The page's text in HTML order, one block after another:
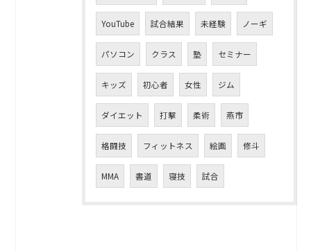
YouTube 試合結果 未経験 ノーギ
パソコン クラス 塾 セミナー
キッズ 初心者 女性 ジム
ダイエット 打撃 柔術 燕市
格闘技 フィットネス 絵画 修斗
MMA 書道 寝技 試合